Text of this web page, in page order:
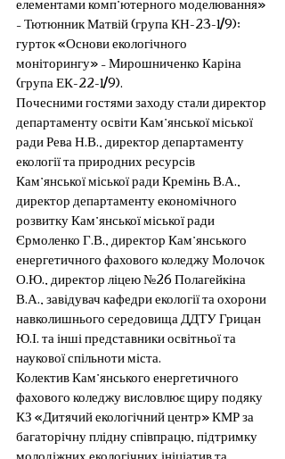
– Тютюнник Матвій (група КН-23-1/9);
гурток «Основи екологічного
моніторингу» – Мирошниченко Каріна
(група ЕК-22-1/9).
Почесними гостями заходу стали директор
департаменту освіти Кам’янської міської
ради Рева Н.В., директор департаменту
екології та природних ресурсів
Кам’янської міської ради Кремінь В.А.,
директор департаменту економічного
розвитку Кам’янської міської ради
Єрмоленко Г.В., директор Кам’янського
енергетичного фахового коледжу Молочок
О.Ю., директор ліцею №26 Полагейкіна
В.А., завідувач кафедри екології та охорони
навколишнього середовища ДДТУ Грицан
Ю.І. та інші представники освітньої та
наукової спільноти міста.
Колектив Кам’янського енергетичного
фахового коледжу висловлює щиру подяку
КЗ «Дитячий екологічний центр» КМР за
багаторічну плідну співпрацю, підтримку